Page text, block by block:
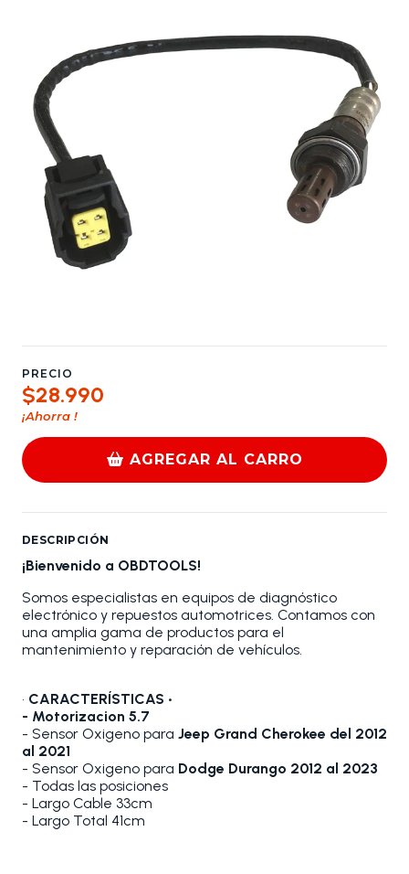
PRECIO
$28.990
¡Ahorra !
AGREGAR AL CARRO
DESCRIPCIÓN
¡Bienvenido a OBDTOOLS!
Somos especialistas en equipos de diagnóstico
electrónico y repuestos automotrices. Contamos con
una amplia gama de productos para el
mantenimiento y reparación de vehículos.
• CARACTERÍSTICAS •
- Motorizacion 5.7
- Sensor Oxigeno para Jeep Grand Cherokee del 2012
al 2021
- Sensor Oxigeno para Dodge Durango 2012 al 2023
- Todas las posiciones
- Largo Cable 33cm
- Largo Total 41cm